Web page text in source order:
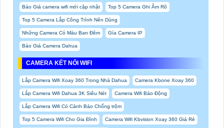
Báo Giá camera wifi mới cập nhật Top 5 Camera Ghi Âm Rõ
Top 5 Camera Lắp Công Trình Nên Dùng
Những Camera Có Màu Ban Đêm Gía Camera IP
Báo Giá Camera Dahua
CAMERA KẾT NỐI WIFI
Lắp Camera Wifi Xoay 360 Trong Nhà Dahua Camera Kbone Xoay 360
Lắp Camera Wifi Dahua 3K Siêu Nét Camera Wifi Báo Động
Lắp Camera Wifi Có Cảnh Báo Chống trộm
Top 5 Camera Wifi Cho Gia Đình Camera Wifi Kbvision Xoay 360 Giá Rẻ